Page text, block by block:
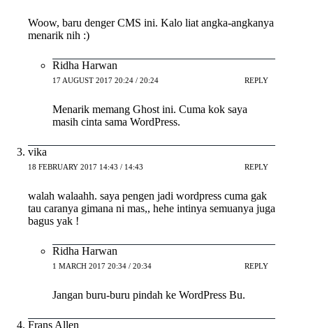
Woow, baru denger CMS ini. Kalo liat angka-angkanya
menarik nih :)
Ridha Harwan
17 AUGUST 2017 20:24 / 20:24 REPLY
Menarik memang Ghost ini. Cuma kok saya
masih cinta sama WordPress.
vika
18 FEBRUARY 2017 14:43 / 14:43 REPLY
walah walaahh. saya pengen jadi wordpress cuma gak
tau caranya gimana ni mas,, hehe intinya semuanya juga
bagus yak !
Ridha Harwan
1 MARCH 2017 20:34 / 20:34 REPLY
Jangan buru-buru pindah ke WordPress Bu.
Frans Allen